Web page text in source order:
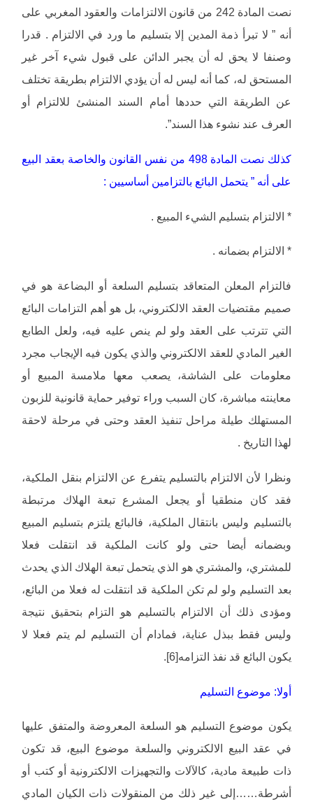
نصت المادة 242 من قانون الالتزامات والعقود المغربي على
أنه ” لا تبرأ ذمة المدين إلا بتسليم ما ورد في الالتزام . قدرا
وصنفا لا يحق له أن يجبر الدائن على قبول شيء آخر غير
المستحق له، كما أنه ليس له أن يؤدي الالتزام بطريقة تختلف
عن الطريقة التي حددها أمام السند المنشئ للالتزام أو
العرف عند نشوء هذا السند”.
كذلك نصت المادة 498 من نفس القانون والخاصة بعقد البيع
على أنه ” يتحمل البائع بالتزامين أساسيين :
* الالتزام بتسليم الشيء المبيع .
* الالتزام بضمانه .
فالتزام المعلن المتعاقد بتسليم السلعة أو البضاعة هو في
صميم مقتضيات العقد الالكتروني، بل هو أهم التزامات البائع
التي تترتب على العقد ولو لم ينص عليه فيه، ولعل الطابع
الغير المادي للعقد الالكتروني والذي يكون فيه الإيجاب مجرد
معلومات على الشاشة، يصعب معها ملامسة المبيع أو
معاينته مباشرة، كان السبب وراء توفير حماية قانونية للزبون
المستهلك طيلة مراحل تنفيذ العقد وحتى في مرحلة لاحقة
لهذا التاريخ .
ونظرا لأن الالتزام بالتسليم يتفرع عن الالتزام بنقل الملكية،
فقد كان منطقيا أو يجعل المشرع تبعة الهلاك مرتبطة
بالتسليم وليس بانتقال الملكية، فالبائع يلتزم بتسليم المبيع
وبضمانه أيضا حتى ولو كانت الملكية قد انتقلت فعلا
للمشتري، والمشتري هو الذي يتحمل تبعة الهلاك الذي يحدث
بعد التسليم ولو لم تكن الملكية قد انتقلت له فعلا من البائع،
ومؤدى ذلك أن الالتزام بالتسليم هو التزام بتحقيق نتيجة
وليس فقط ببذل عناية، فمادام أن التسليم لم يتم فعلا لا
يكون البائع قد نفذ التزامه[6].
أولا: موضوع التسليم
يكون موضوع التسليم هو السلعة المعروضة والمتفق عليها
في عقد البيع الالكتروني والسلعة موضوع البيع، قد تكون
ذات طبيعة مادية، كالآلات والتجهيزات الالكترونية أو كتب أو
أشرطة……إلى غير ذلك من المنقولات ذات الكيان المادي